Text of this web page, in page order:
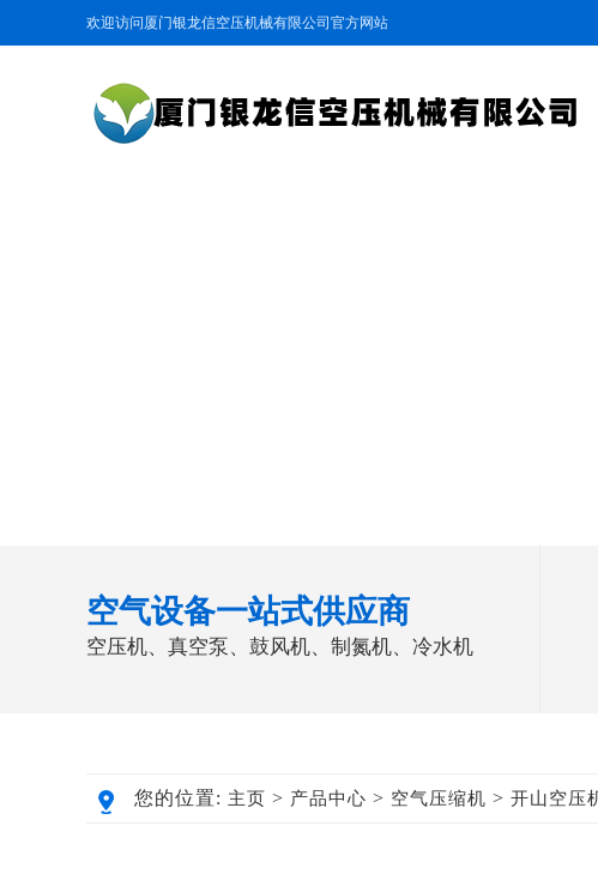
欢迎访问厦门银龙信空压机械有限公司官方网站
空气设备一站式供应商
空压机、真空泵、鼓风机、制氮机、冷水机
您的位置: 主页 > 产品中心 > 空气压缩机 > 开山空压